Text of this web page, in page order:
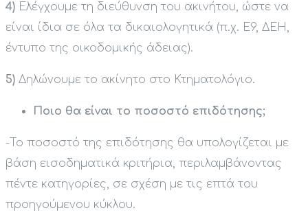
4) Ελέγχουμε τη διεύθυνση του ακινήτου, ώστε να
είναι ίδια σε όλα τα δικαιολογητικά (π.χ. Ε9, ΔΕΗ,
έντυπο της οικοδομικής άδειας).
5) Δηλώνουμε το ακίνητο στο Κτηματολόγιο.
Ποιο θα είναι το ποσοστό επιδότησης;
-Το ποσοστό της επιδότησης θα υπολογίζεται με
βάση εισοδηματικά κριτήρια, περιλαμβάνοντας
πέντε κατηγορίες, σε σχέση με τις επτά του
προηγούμενου κύκλου.